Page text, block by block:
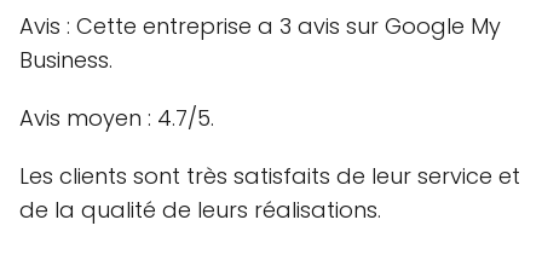
Avis : Cette entreprise a 3 avis sur Google My
Business.
Avis moyen : 4.7/5.
Les clients sont très satisfaits de leur service et
de la qualité de leurs réalisations.